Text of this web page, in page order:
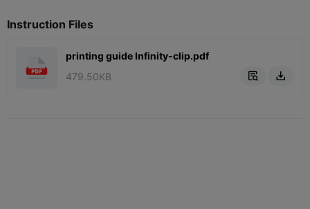
Instruction Files
printing guide Infinity-clip.pdf
479.50KB
 